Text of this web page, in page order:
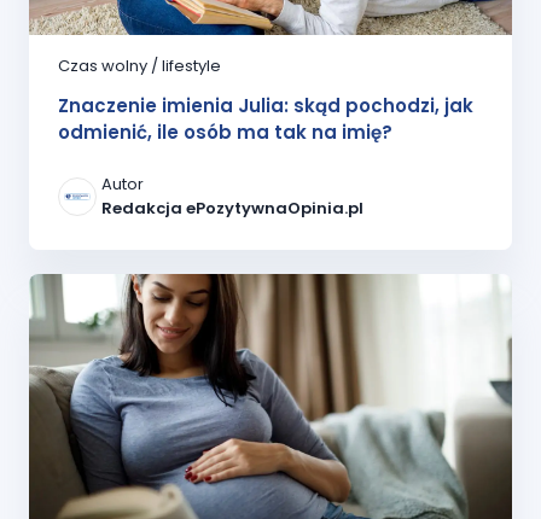
Czas wolny / lifestyle
Znaczenie imienia Julia: skąd pochodzi, jak
odmienić, ile osób ma tak na imię?
Autor
Redakcja ePozytywnaOpinia.pl